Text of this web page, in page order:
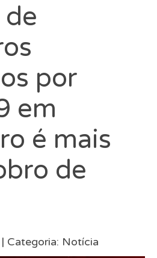
por
em
é mais
de
Categoria: Notícia